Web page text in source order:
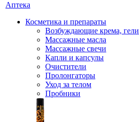
Аптека
Косметика и препараты
Возбуждающие крема, гели
Массажные масла
Массажные свечи
Капли и капсулы
Очистители
Пролонгаторы
Уход за телом
Пробники